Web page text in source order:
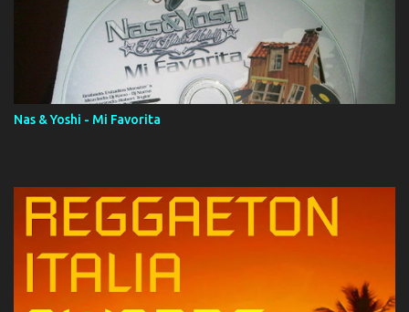
AAC M4A; comprato su iTunes e a disposizione vostra per il
download. REGGAETON ITALIA Nosotros Somos Los Del
Momento!
Nas & Yoshi - Mi Favorita